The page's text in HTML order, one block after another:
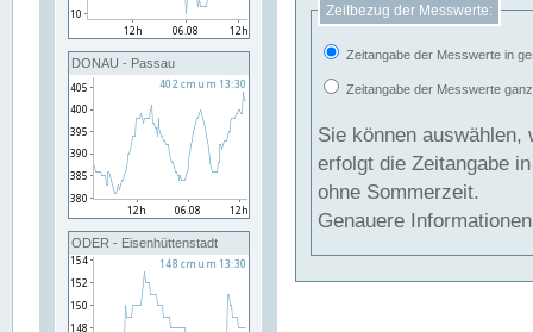
DONAU - Passau
ODER - Eisenhüttenstadt
Zeitbezug der Messwerte:
Zeitangabe der Messwerte in
Zeitangabe der Messwerte
Sie können auswählen,
erfolgt die Zeitangabe
ohne Sommerzeit.
Genauere